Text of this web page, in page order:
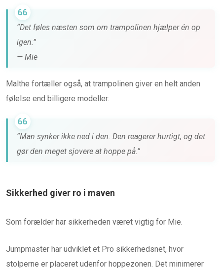
“Det føles næsten som om trampolinen hjælper én op
igen.”
— Mie
Malthe fortæller også, at trampolinen giver en helt anden
følelse end billigere modeller:
“Man synker ikke ned i den. Den reagerer hurtigt, og det
gør den meget sjovere at hoppe på.”
Sikkerhed giver ro i maven
Som forælder har sikkerheden været vigtig for Mie.
Jumpmaster har udviklet et Pro sikkerhedsnet, hvor
stolperne er placeret udenfor hoppezonen. Det minimerer